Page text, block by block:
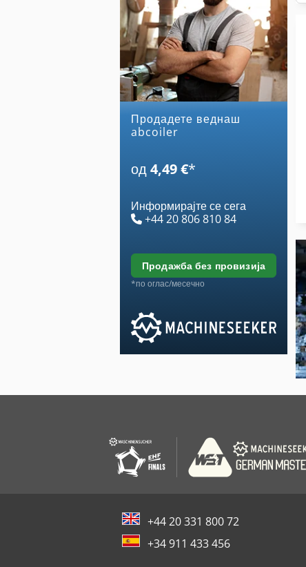
Продадете веднаш
abcoiler
од4,49 €*
Информирајте се сега
+44 20 806 810 84
продажба без провизија
*по оглас/месечно
+44 20 331 800 72
+34 911 433 456